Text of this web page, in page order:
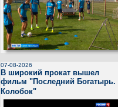
07-08-2026
В широкий прокат вышел
фильм "Последний Богатырь.
Колобок"